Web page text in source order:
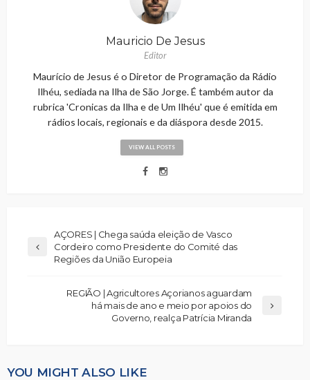
Mauricio De Jesus
Editor
Maurício de Jesus é o Diretor de Programação da Rádio
Ilhéu, sediada na Ilha de São Jorge. É também autor da
rubrica 'Cronicas da Ilha e de Um Ilhéu' que é emitida em
rádios locais, regionais e da diáspora desde 2015.
VIEW ALL POSTS
AÇORES | Chega saúda eleição de Vasco
Cordeiro como Presidente do Comité das
Regiões da União Europeia
REGIÃO | Agricultores Açorianos aguardam
há mais de ano e meio por apoios do
Governo, realça Patrícia Miranda
YOU MIGHT ALSO LIKE